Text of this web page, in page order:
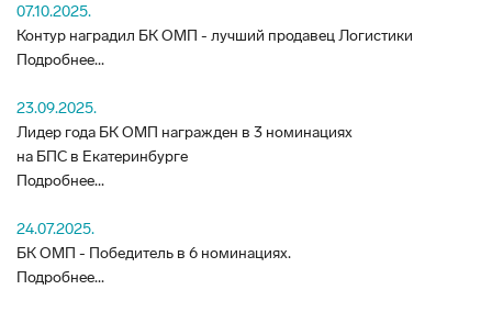
07.10.2025.
Контур наградил БК ОМП - лучший продавец Логистики
Подробнее...
23.09.2025.
Лидер года БК ОМП награжден в 3 номинациях
на БПС в Екатеринбурге
Подробнее...
24.07.2025.
БК ОМП - Победитель в 6 номинациях.
Подробнее...